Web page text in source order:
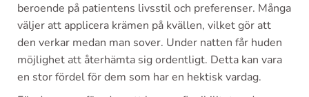
beroende på patientens livsstil och preferenser. Många
väljer att applicera krämen på kvällen, vilket gör att
den verkar medan man sover. Under natten får huden
möjlighet att återhämta sig ordentligt. Detta kan vara
en stor fördel för dem som har en hektisk vardag.